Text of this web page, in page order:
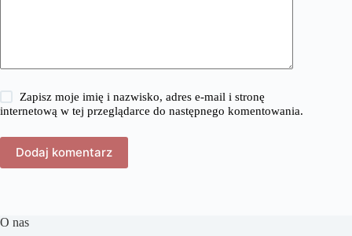
Zapisz moje imię i nazwisko, adres e-mail i stronę
internetową w tej przeglądarce do następnego komentowania.
Dodaj komentarz
O nas